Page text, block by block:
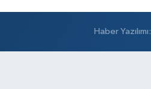
Haber Yazılımı: